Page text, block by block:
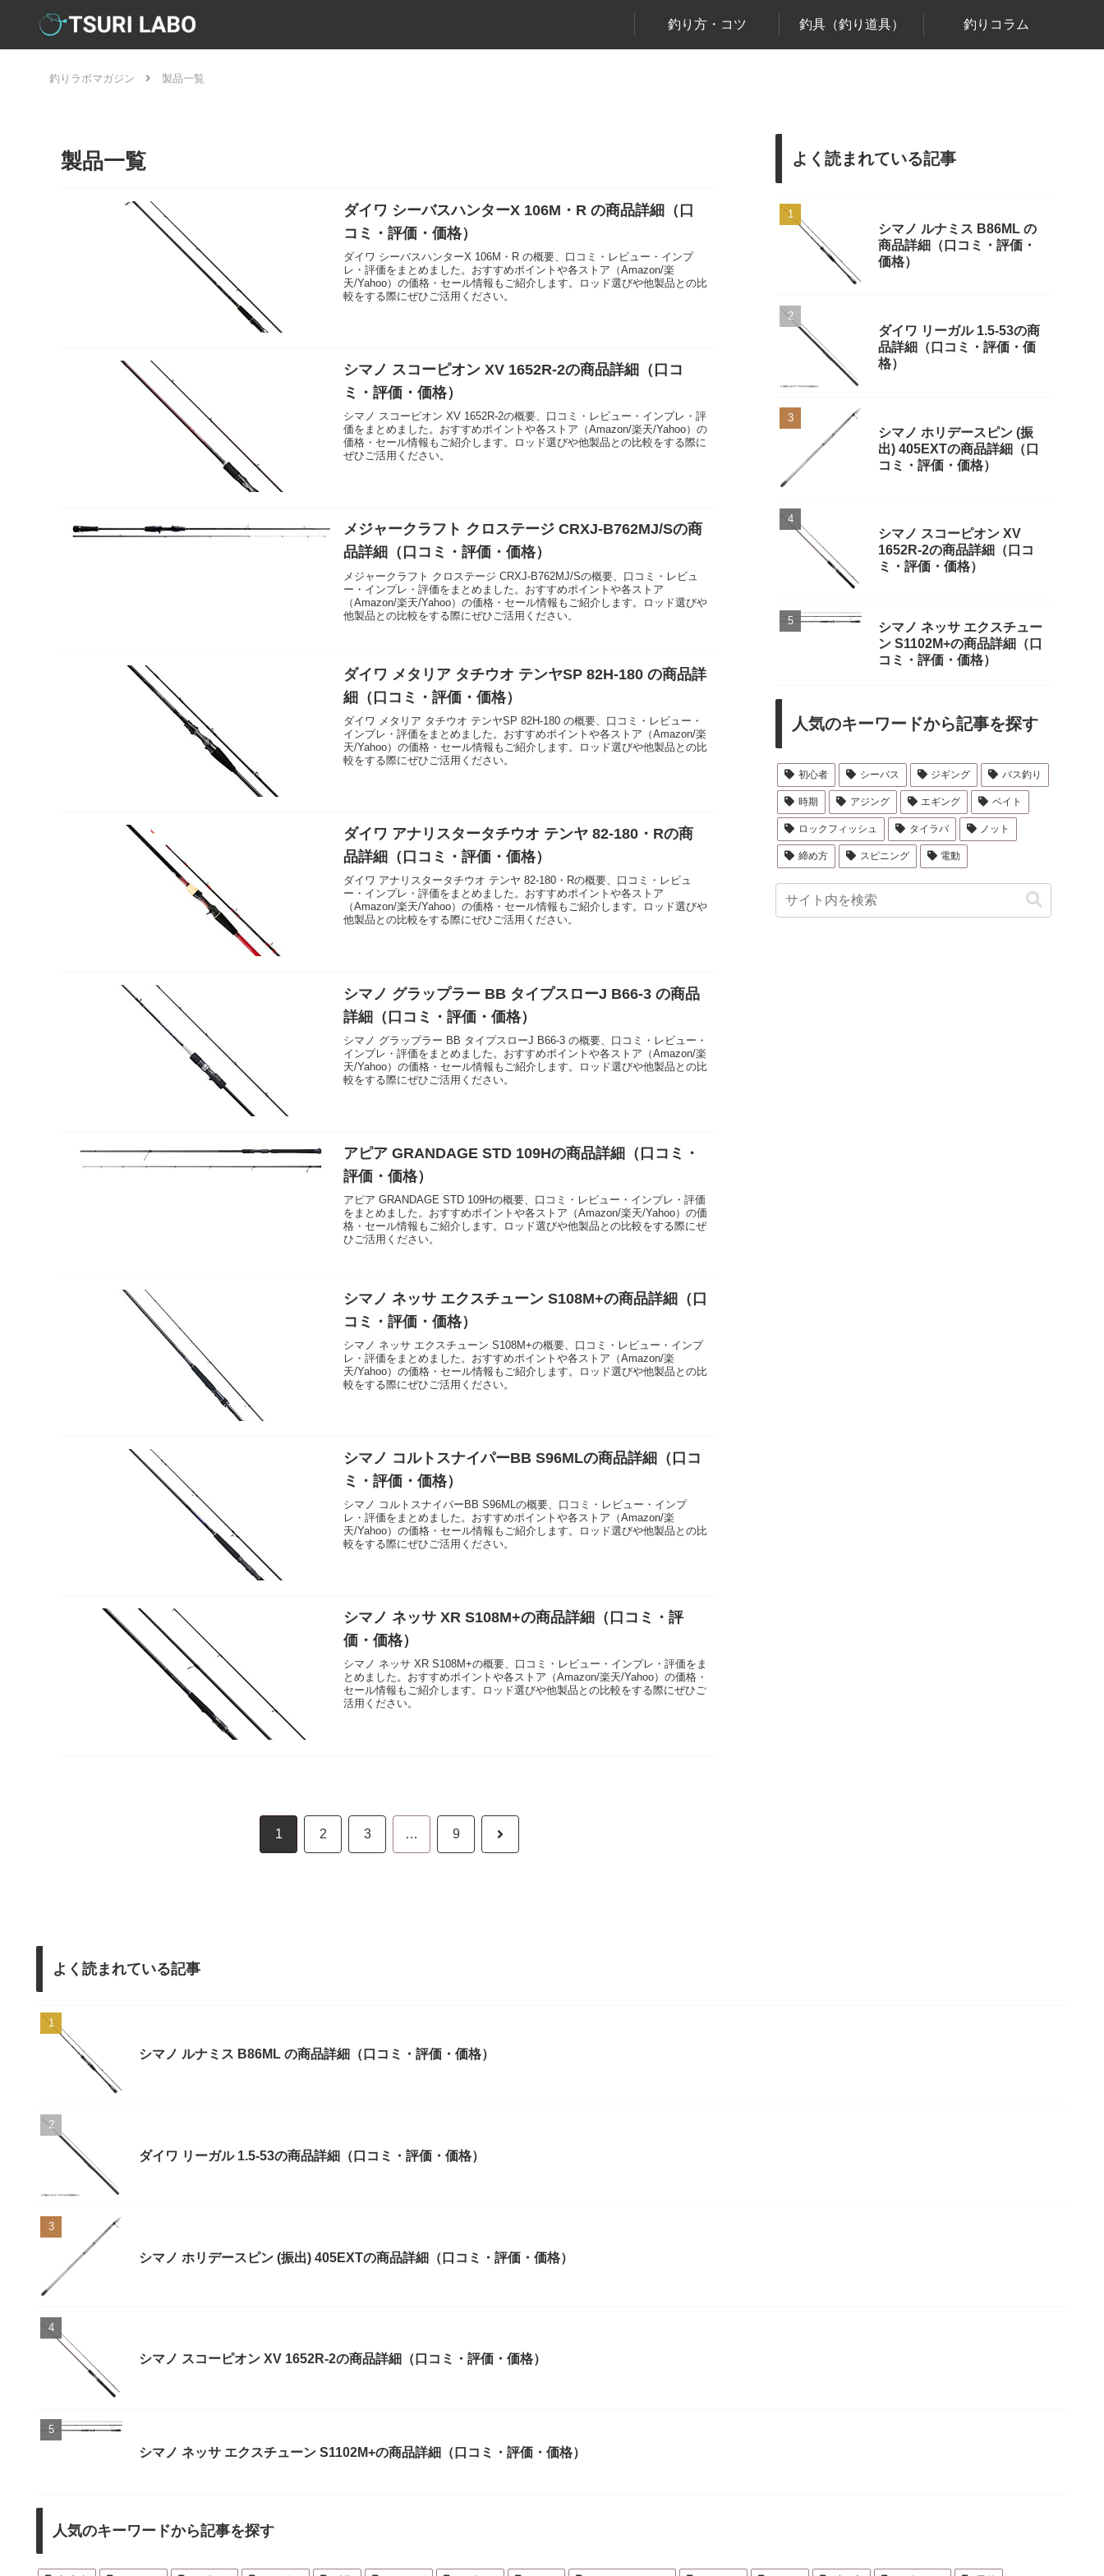
釣り方・コツ 釣具（釣り道具） 釣りコラム
釣りラボマガジン 製品一覧
製品一覧
ダイワ シーバスハンターX 106M・R の商品詳細（口
コミ・評価・価格）
ダイワ シーバスハンターX 106M・R の概要、口コミ・レビュー・インプ
レ・評価をまとめました。おすすめポイントや各ストア（Amazon/楽
天/Yahoo）の価格・セール情報もご紹介します。ロッド選びや他製品との比
較をする際にぜひご活用ください。
シマノ スコーピオン XV 1652R-2の商品詳細（口コ
ミ・評価・価格）
シマノ スコーピオン XV 1652R-2の概要、口コミ・レビュー・インプレ・評
価をまとめました。おすすめポイントや各ストア（Amazon/楽天/Yahoo）の
価格・セール情報もご紹介します。ロッド選びや他製品との比較をする際に
ぜひご活用ください。
メジャークラフト クロステージ CRXJ-B762MJ/Sの商
品詳細（口コミ・評価・価格）
メジャークラフト クロステージ CRXJ-B762MJ/Sの概要、口コミ・レビュ
ー・インプレ・評価をまとめました。おすすめポイントや各ストア
（Amazon/楽天/Yahoo）の価格・セール情報もご紹介します。ロッド選びや
他製品との比較をする際にぜひご活用ください。
ダイワ メタリア タチウオ テンヤSP 82H-180 の商品詳
細（口コミ・評価・価格）
ダイワ メタリア タチウオ テンヤSP 82H-180 の概要、口コミ・レビュー・
インプレ・評価をまとめました。おすすめポイントや各ストア（Amazon/楽
天/Yahoo）の価格・セール情報もご紹介します。ロッド選びや他製品との比
較をする際にぜひご活用ください。
ダイワ アナリスタータチウオ テンヤ 82-180・Rの商
品詳細（口コミ・評価・価格）
ダイワ アナリスタータチウオ テンヤ 82-180・Rの概要、口コミ・レビュ
ー・インプレ・評価をまとめました。おすすめポイントや各ストア
（Amazon/楽天/Yahoo）の価格・セール情報もご紹介します。ロッド選びや
他製品との比較をする際にぜひご活用ください。
シマノ グラップラー BB タイプスローJ B66-3 の商品
詳細（口コミ・評価・価格）
シマノ グラップラー BB タイプスローJ B66-3 の概要、口コミ・レビュー・
インプレ・評価をまとめました。おすすめポイントや各ストア（Amazon/楽
天/Yahoo）の価格・セール情報もご紹介します。ロッド選びや他製品との比
較をする際にぜひご活用ください。
アピア GRANDAGE STD 109Hの商品詳細（口コミ・
評価・価格）
アピア GRANDAGE STD 109Hの概要、口コミ・レビュー・インプレ・評価
をまとめました。おすすめポイントや各ストア（Amazon/楽天/Yahoo）の価
格・セール情報もご紹介します。ロッド選びや他製品との比較をする際にぜ
ひご活用ください。
シマノ ネッサ エクスチューン S108M+の商品詳細（口
コミ・評価・価格）
シマノ ネッサ エクスチューン S108M+の概要、口コミ・レビュー・インプ
レ・評価をまとめました。おすすめポイントや各ストア（Amazon/楽
天/Yahoo）の価格・セール情報もご紹介します。ロッド選びや他製品との比
較をする際にぜひご活用ください。
シマノ コルトスナイパーBB S96MLの商品詳細（口コ
ミ・評価・価格）
シマノ コルトスナイパーBB S96MLの概要、口コミ・レビュー・インプ
レ・評価をまとめました。おすすめポイントや各ストア（Amazon/楽
天/Yahoo）の価格・セール情報もご紹介します。ロッド選びや他製品との比
較をする際にぜひご活用ください。
シマノ ネッサ XR S108M+の商品詳細（口コミ・評
価・価格）
シマノ ネッサ XR S108M+の概要、口コミ・レビュー・インプレ・評価をま
とめました。おすすめポイントや各ストア（Amazon/楽天/Yahoo）の価格・
セール情報もご紹介します。ロッド選びや他製品との比較をする際にぜひご
活用ください。
1 2 3 … 9
よく読まれている記事
シマノ ルナミス B86ML の
商品詳細（口コミ・評価・
価格）
ダイワ リーガル 1.5-53の商
品詳細（口コミ・評価・価
格）
シマノ ホリデースピン (振
出) 405EXTの商品詳細（口
コミ・評価・価格）
シマノ スコーピオン XV
1652R-2の商品詳細（口コ
ミ・評価・価格）
シマノ ネッサ エクスチュー
ン S1102M+の商品詳細（口
コミ・評価・価格）
人気のキーワードから記事を探す
初心者 シーバス ジギング バス釣り
時期 アジング エギング ベイト
ロックフィッシュ タイラバ ノット
締め方 スピニング 電動
よく読まれている記事
シマノ ルナミス B86ML の商品詳細（口コミ・評価・価格）
ダイワ リーガル 1.5-53の商品詳細（口コミ・評価・価格）
シマノ ホリデースピン (振出) 405EXTの商品詳細（口コミ・評価・価格）
シマノ スコーピオン XV 1652R-2の商品詳細（口コミ・評価・価格）
シマノ ネッサ エクスチューン S1102M+の商品詳細（口コミ・評価・価格）
人気のキーワードから記事を探す